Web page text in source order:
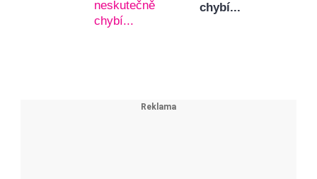
chybí...